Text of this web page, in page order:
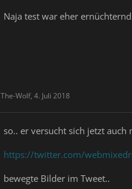
Naja test war eher
The-Wolf, 4. Juli 2018
so.. er versucht sich jetzt auch
https://twitter.com/
bewegte Bilder im Tweet..